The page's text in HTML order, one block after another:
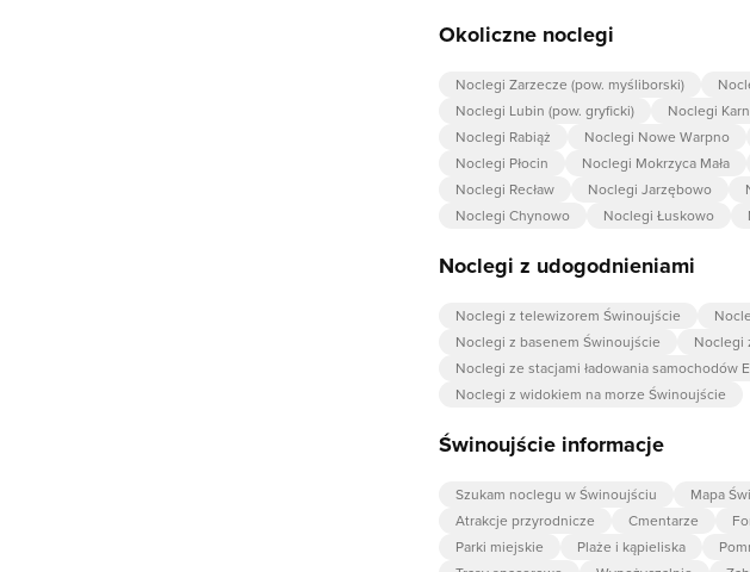
Okoliczne noclegi
Noclegi Zarzecze (pow. myśliborski)
Noclegi Lubin (pow. gryficki)
Noclegi
Noclegi Rabiąż
Noclegi Nowe Warpno
Noclegi Płocin
Noclegi Mokrzyca Mała
Noclegi Recław
Noclegi Jarzębowo
Noclegi Chynowo
Noclegi Łuskowo
Noclegi z udogodnieniami
Noclegi z telewizorem Świnoujście
Noclegi z basenem Świnoujście
Noclegi
Noclegi ze stacjami ładowania samochodów
Noclegi z widokiem na morze Świnoujście
Świnoujście informacje
Szukam noclegu w Świnoujściu Mapa
Atrakcje przyrodnicze
Cmentarze
Parki miejskie
Plaże i kąpieliska